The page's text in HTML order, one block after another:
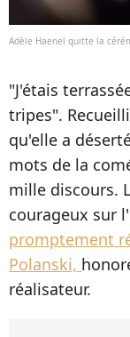
Adèle Haenel quitte la
"J'étais
tripes".
qu'elle a
mots de la
mille discours.
courageux sur
promptement
Polanski,
réalisateur.